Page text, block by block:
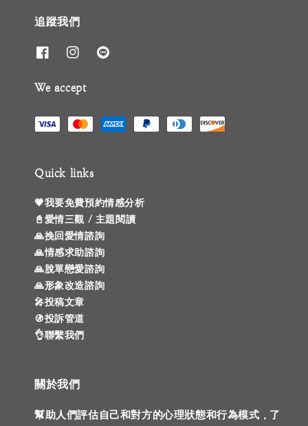
追蹤我們
We accept
Quick links
💗我要免費預約情感分析
📓愛情三觀 / 主題閱讀
🙏挽回愛情諮詢
🙏情感求助諮詢
🙏脫單戀愛諮詢
🙏形象改造諮詢
🎤投稿文章
🚯投訴管道
👌聯繫我們
關於我們
幫助人們評估自己和對方的心理狀態和行為模式，了